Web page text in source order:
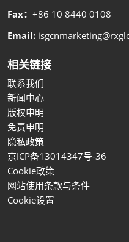
Fax： +86 10 8440 0108
Email:
相关链接
联系我们
新闻中心
版权申明
免责申明
隐私政策
京ICP备13014347号-36
Cookie政策
网站使用条款与条件
Cookie设置